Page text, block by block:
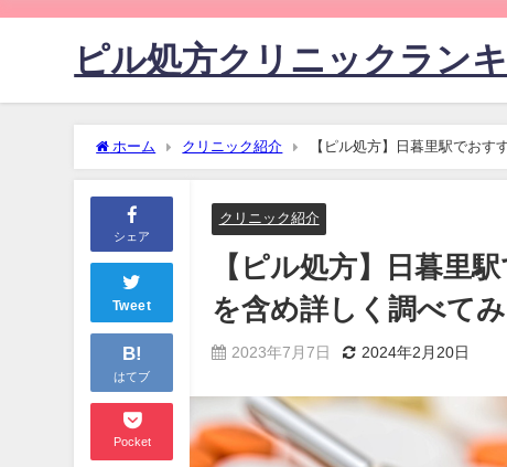
ピル処方クリニックラン
ホーム クリニック紹介 【ピル処方】日暮里駅でおす
シェア
Tweet
B!
はてブ
Pocket
クリニック紹介
【ピル処方】日暮里
を含め詳しく調べてみ
2023年7月7日 2024年2月20日